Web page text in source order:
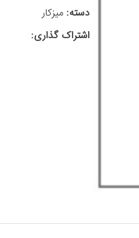
دسته: میزکار
اشتراک گذاری: